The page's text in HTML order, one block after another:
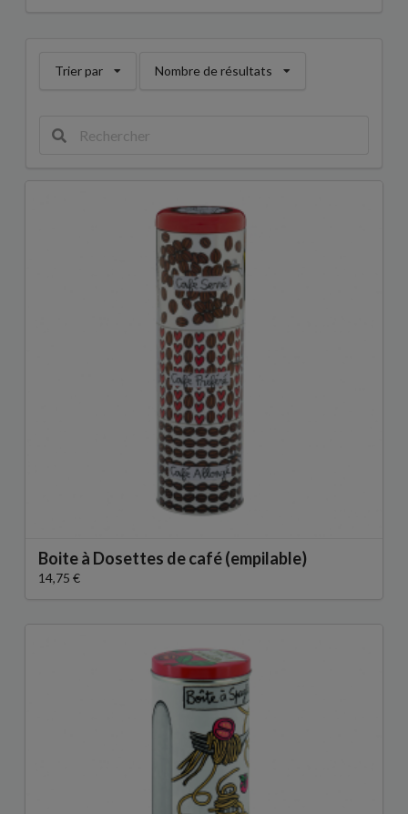
Trier par Nombre de résultats
Boite à Dosettes de café (empilable)
14,75 €